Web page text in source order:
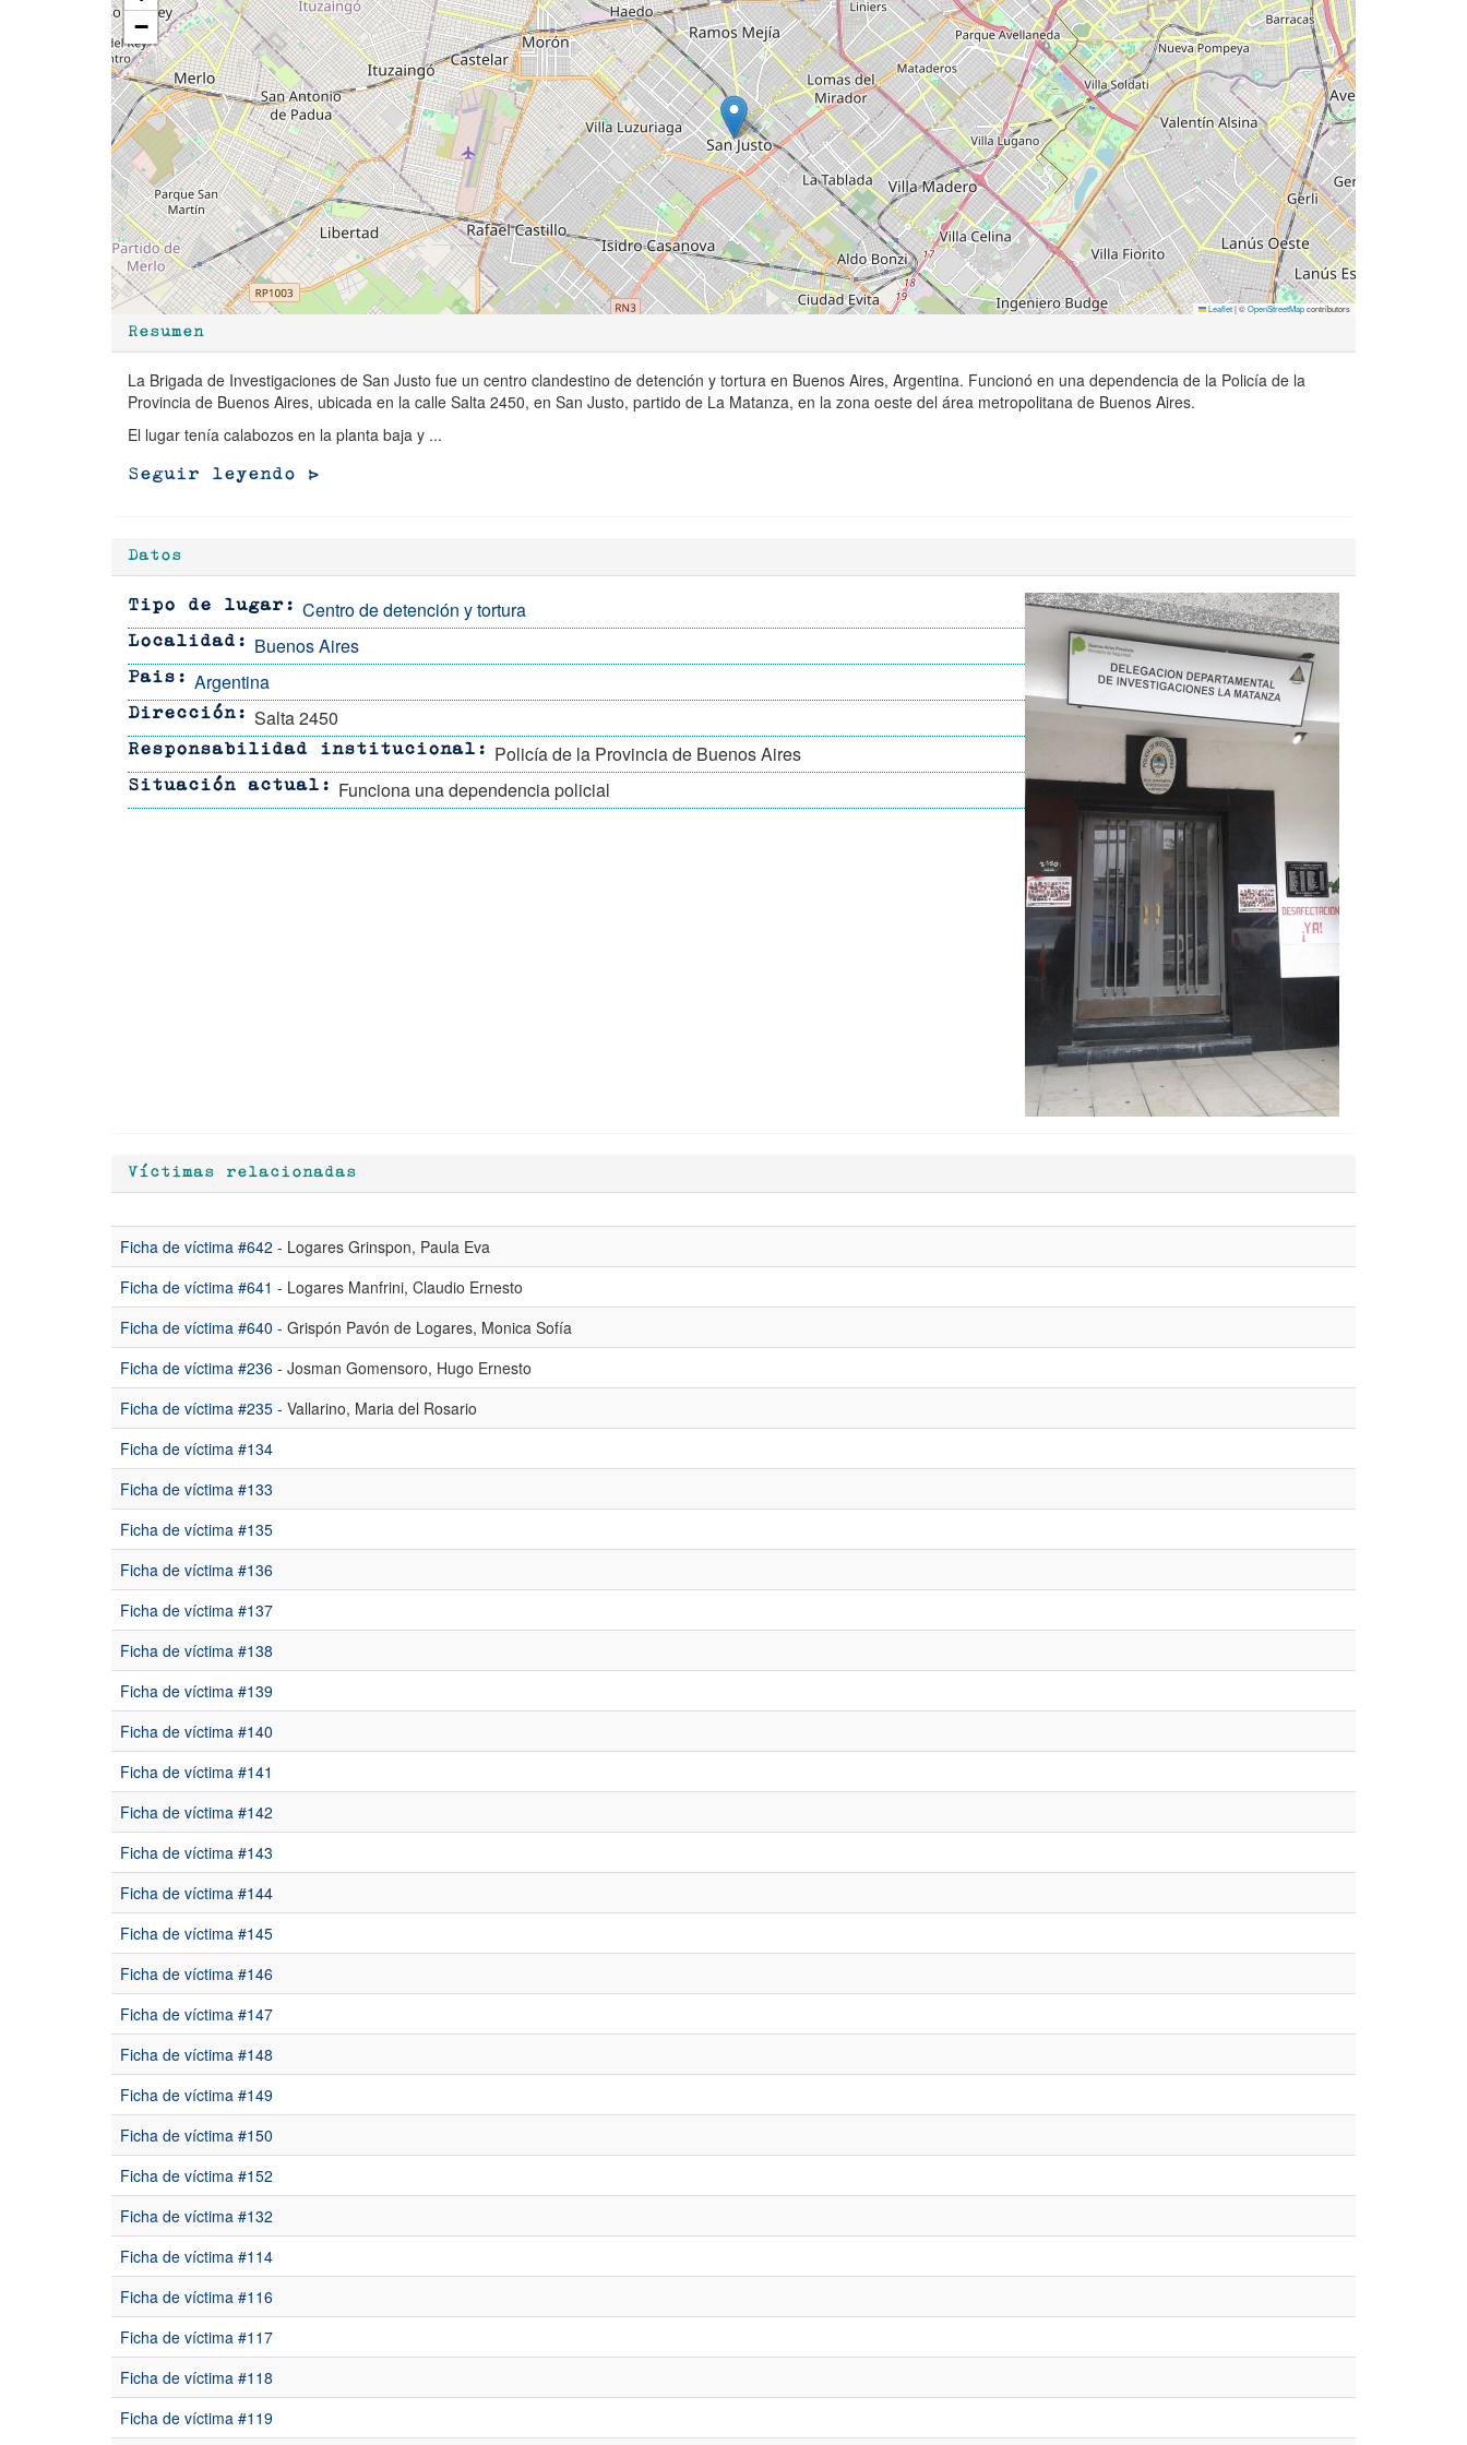
−
Leaflet|©OpenStreetMapcontributors
Resumen
La Brigada de Investigaciones de San Justo fue un centro clandestino de detención y tortura en Buenos Aires, Argentina. Funcionó en una dependencia de la Policía de la
Provincia de Buenos Aires, ubicada en la calle Salta 2450, en San Justo, partido de La Matanza, en la zona oeste del área metropolitana de Buenos Aires.
El lugar tenía calabozos en la planta baja y ...
Seguir leyendo >
Datos
Tipo de lugar Centro de detención y tortura
Localidad Buenos Aires
Pais Argentina
Dirección Salta 2450
Responsabilidad institucional Policía de la Provincia de Buenos Aires
Situación actual Funciona una dependencia policial
Víctimas relacionadas
Ficha de víctima #642 - Logares Grinspon, Paula Eva
Ficha de víctima #641 - Logares Manfrini, Claudio Ernesto
Ficha de víctima #640 - Grispón Pavón de Logares, Monica Sofía
Ficha de víctima #236 - Josman Gomensoro, Hugo Ernesto
Ficha de víctima #235 - Vallarino, Maria del Rosario
Ficha de víctima #134
Ficha de víctima #133
Ficha de víctima #135
Ficha de víctima #136
Ficha de víctima #137
Ficha de víctima #138
Ficha de víctima #139
Ficha de víctima #140
Ficha de víctima #141
Ficha de víctima #142
Ficha de víctima #143
Ficha de víctima #144
Ficha de víctima #145
Ficha de víctima #146
Ficha de víctima #147
Ficha de víctima #148
Ficha de víctima #149
Ficha de víctima #150
Ficha de víctima #152
Ficha de víctima #132
Ficha de víctima #114
Ficha de víctima #116
Ficha de víctima #117
Ficha de víctima #118
Ficha de víctima #119